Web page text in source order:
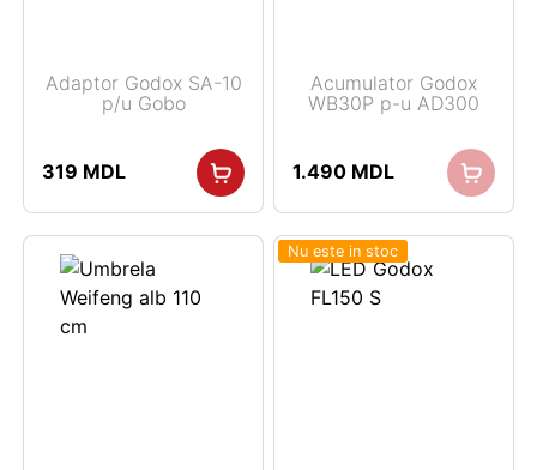
Adaptor Godox SA-10
p/u Gobo
319 MDL
Acumulator Godox
WB30P p-u AD300
1.490 MDL
Nu este in stoc